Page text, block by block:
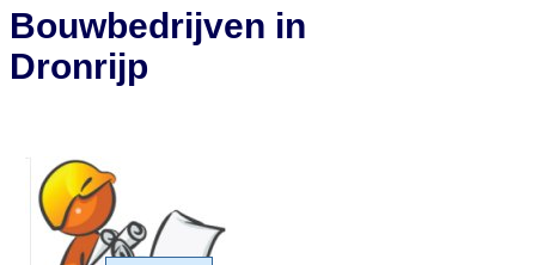
Bouwbedrijven in
Dronrijp